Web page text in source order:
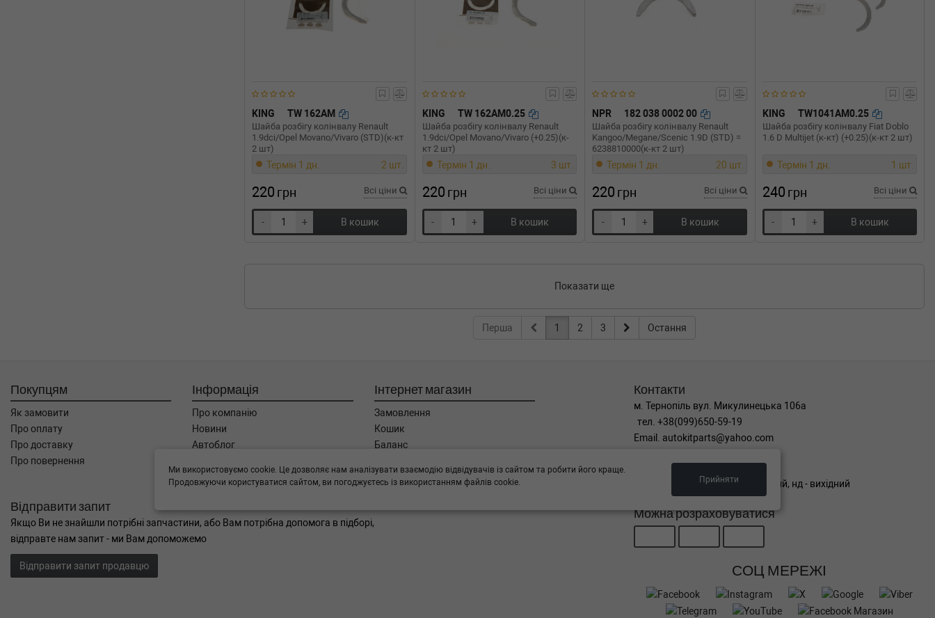
KING TW 162AM
Шайба розбігу колінвалу Renault
1.9dci/Opel Movano/Vivaro (STD)(к-кт
2 шт)
Термін 1 дн. 2 шт.
220 грн Всі ціни
- + В кошик
KING TW 162AM0.25
Шайба розбігу колінвалу Renault
1.9dci/Opel Movano/Vivaro (+0.25)(к-
кт 2 шт)
Термін 1 дн. 3 шт.
220 грн Всі ціни
- + В кошик
NPR 182 038 0002 00
Шайба розбігу колінвалу Renault
Kangoo/Megane/Scenic 1.9D (STD) =
6238810000(к-кт 2 шт)
Термін 1 дн. 20 шт.
220 грн Всі ціни
- + В кошик
KING TW1041AM0.25
Шайба розбігу колінвалу Fiat Doblo
1.6 D Multijet (к-кт) (+0.25)(к-кт 2 шт)
Термін 1 дн. 1 шт.
240 грн Всі ціни
- + В кошик
Показати ще
Перша 1 2 3 Остання
Покупцям
Як замовити
Про оплату
Про доставку
Про повернення
Інформація
Про компанію
Новини
Автоблог
Контакти
Інтернет магазин
Замовлення
Кошик
Баланс
Бренди
Відправити запит
Якщо Ви не знайшли потрібні запчастини, або Вам потрібна допомога в підборі,
відправте нам запит - ми Вам допоможемо
Відправити запит продавцю
Контакти
м. Тернопіль вул. Микулинецька 106а
тел. +38(099)650-59-19
Email. autokitparts@yahoo.com
Графік роботи
пн-пт з 9:00 до 17:00, сб - вихідний, нд - вихідний
Можна розраховуватися
СОЦ МЕРЕЖІ
Ми використовуємо cookie. Це дозволяє нам аналізувати взаємодію відвідувачів із сайтом та робити його краще.
Продовжуючи користуватися сайтом, ви погоджуєтесь із використанням файлів cookie.
Прийняти